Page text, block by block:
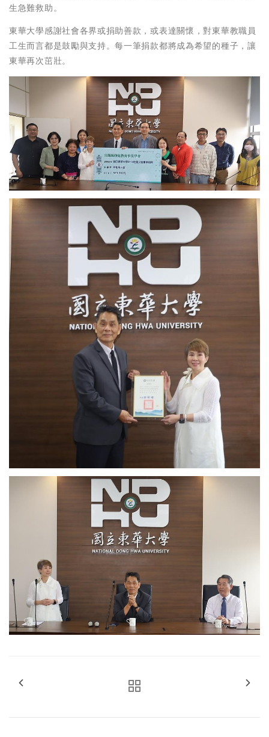
生急難救助。
東華大學感謝社會各界或捐助善款，或表達關懷，對東華教職員
工生而言都是鼓勵與支持。每一筆捐款都將成為希望的種子，讓
東華再次茁壯。